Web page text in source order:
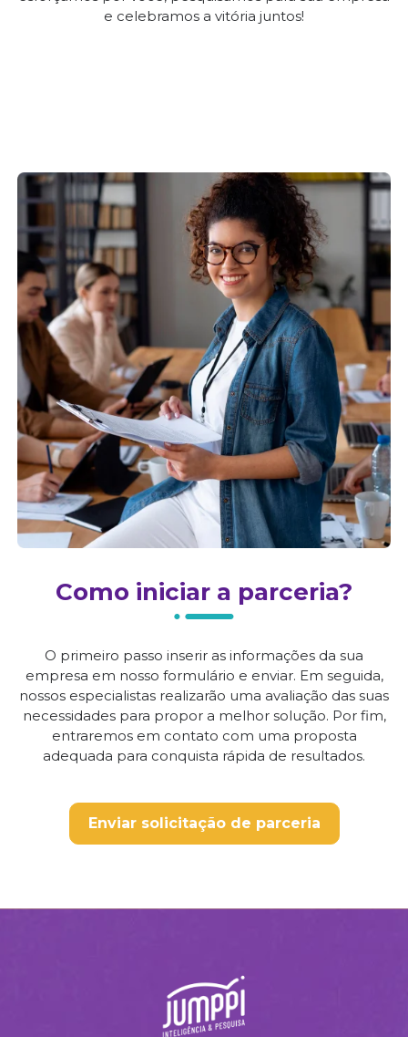
e celebramos a vitória juntos!
Como iniciar a parceria?
O primeiro passo inserir as informações da sua
empresa em nosso formulário e enviar. Em seguida,
nossos especialistas realizarão uma avaliação das suas
necessidades para propor a melhor solução. Por fim,
entraremos em contato com uma proposta
adequada para conquista rápida de resultados.
Enviar solicitação de parceria